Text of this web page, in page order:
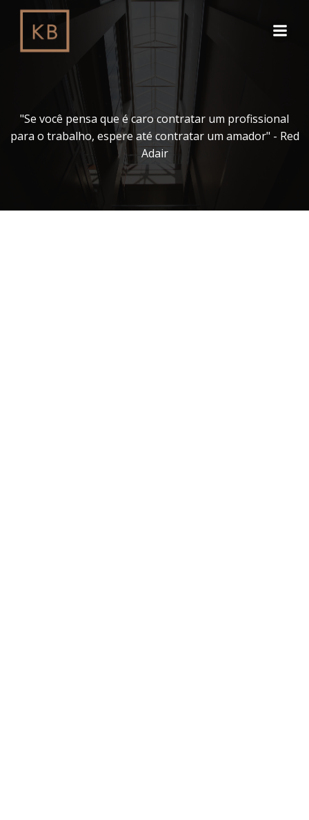
o
conteúdo
"Se você pensa que é caro contratar um profissional
para o trabalho, espere até contratar um amador" - Red
Adair